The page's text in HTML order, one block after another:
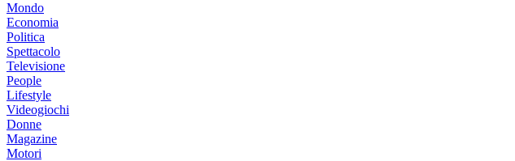
Mondo
Economia
Politica
Spettacolo
Televisione
People
Lifestyle
Videogiochi
Donne
Magazine
Motori